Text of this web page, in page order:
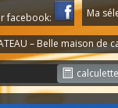
facebook: Ma
– Belle maison
calculette